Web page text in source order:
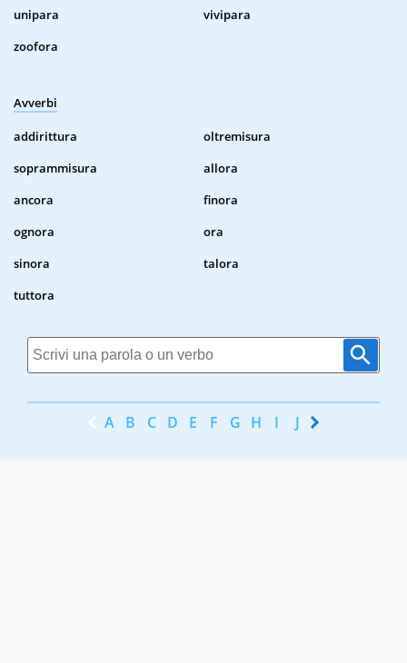
unipara
vivipara
zoofora
Avverbi
addirittura
oltremisura
soprammisura
allora
ancora
finora
ognora
ora
sinora
talora
tuttora
A B C D E F G H I J K